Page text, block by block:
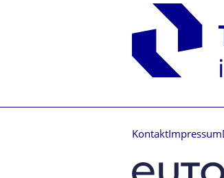
Kontakt Impressum